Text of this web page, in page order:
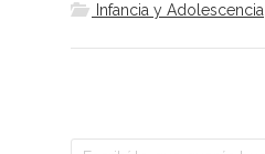
Infancia y Adolescencia